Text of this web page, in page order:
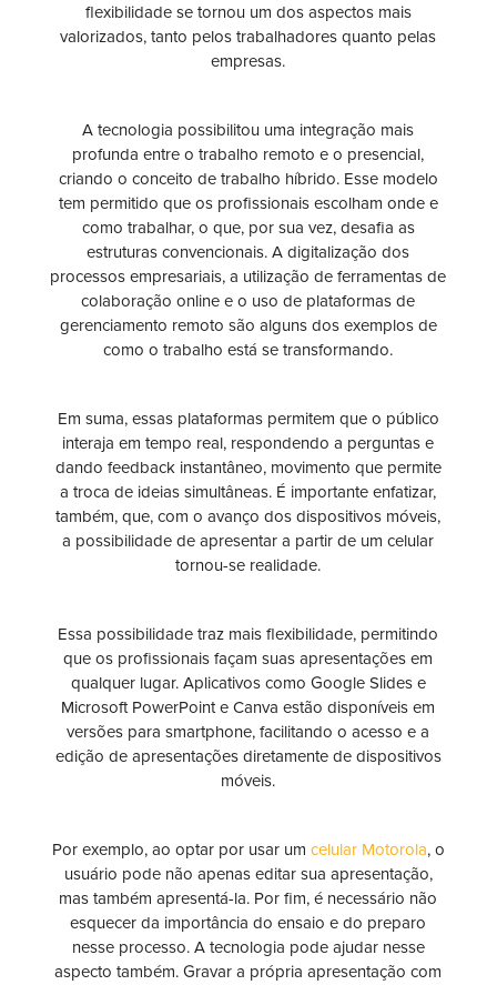
flexibilidade se tornou um dos aspectos mais
valorizados, tanto pelos trabalhadores quanto pelas
empresas.
A tecnologia possibilitou uma integração mais
profunda entre o trabalho remoto e o presencial,
criando o conceito de trabalho híbrido. Esse modelo
tem permitido que os profissionais escolham onde e
como trabalhar, o que, por sua vez, desafia as
estruturas convencionais. A digitalização dos
processos empresariais, a utilização de ferramentas de
colaboração online e o uso de plataformas de
gerenciamento remoto são alguns dos exemplos de
como o trabalho está se transformando.
Em suma, essas plataformas permitem que o público
interaja em tempo real, respondendo a perguntas e
dando feedback instantâneo, movimento que permite
a troca de ideias simultâneas. É importante enfatizar,
também, que, com o avanço dos dispositivos móveis,
a possibilidade de apresentar a partir de um celular
tornou-se realidade.
Essa possibilidade traz mais flexibilidade, permitindo
que os profissionais façam suas apresentações em
qualquer lugar. Aplicativos como Google Slides e
Microsoft PowerPoint e Canva estão disponíveis em
versões para smartphone, facilitando o acesso e a
edição de apresentações diretamente de dispositivos
móveis.
Por exemplo, ao optar por usar um celular Motorola, o
usuário pode não apenas editar sua apresentação,
mas também apresentá-la. Por fim, é necessário não
esquecer da importância do ensaio e do preparo
nesse processo. A tecnologia pode ajudar nesse
aspecto também. Gravar a própria apresentação com